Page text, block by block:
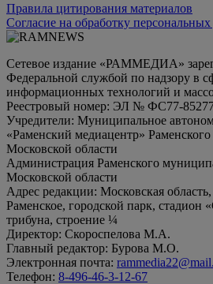
Правила цитирования материалов
Согласие на обработку
Сетевое издание «РАММЕДИА»
Федеральной службой по надзору в
информационных технологий и
Реестровый номер: ЭЛ № ФС77-85277
Учредители: Муниципальное
«Раменский медиацентр»
Московской области
Администрация Раменского
Московской области
Адрес редакции: Московская область,
Раменское, городской парк, стадион
трибуна, строение ¼
Директор: Скороспелова М.А.
Главный редактор: Бурова М.О.
Электронная почта:
Телефон: 8-496-46-3-12-67